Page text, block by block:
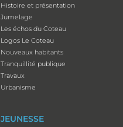
Histoire et présentation
Jumelage
Les échos du Coteau
Logos Le Coteau
Nouveaux habitants
Tranquillité publique
Travaux
Urbanisme
JEUNESSE